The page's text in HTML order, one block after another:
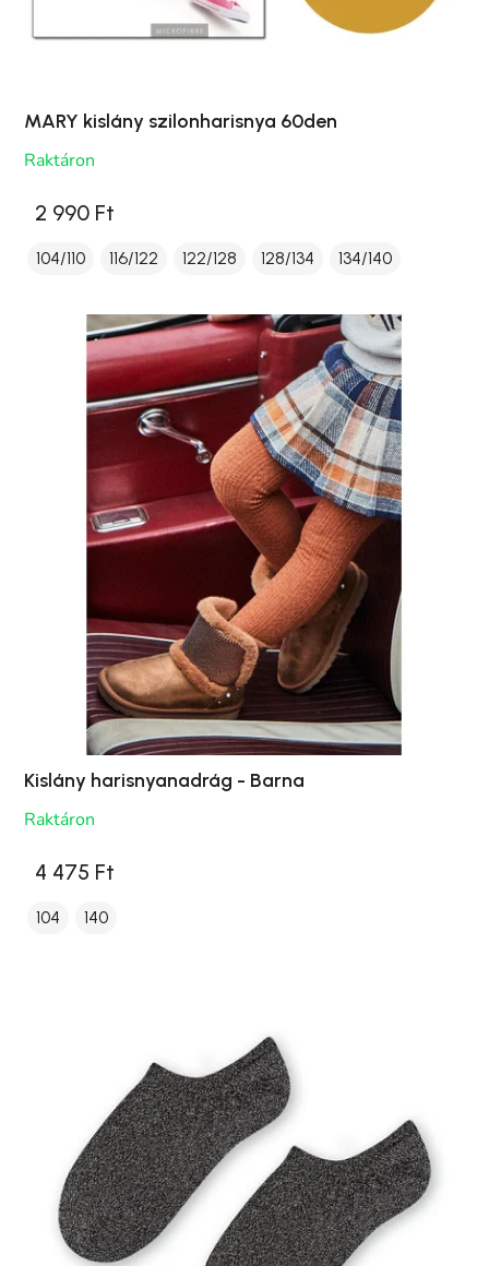
MARY kislány szilonharisnya 60den
Raktáron
2 990 Ft
104/110 116/122 122/128 128/134 134/140
Kislány harisnyanadrág - Barna
Raktáron
4 475 Ft
104 140